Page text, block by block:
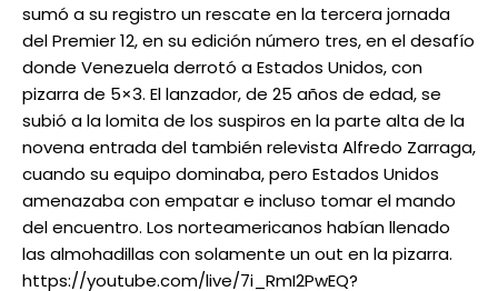
sumó a su registro un rescate en la tercera jornada
del Premier 12, en su edición número tres, en el desafío
donde Venezuela derrotó a Estados Unidos, con
pizarra de 5×3. El lanzador, de 25 años de edad, se
subió a la lomita de los suspiros en la parte alta de la
novena entrada del también relevista Alfredo Zarraga,
cuando su equipo dominaba, pero Estados Unidos
amenazaba con empatar e incluso tomar el mando
del encuentro. Los norteamericanos habían llenado
las almohadillas con solamente un out en la pizarra.
https://youtube.com/live/7i_RmI2PwEQ?